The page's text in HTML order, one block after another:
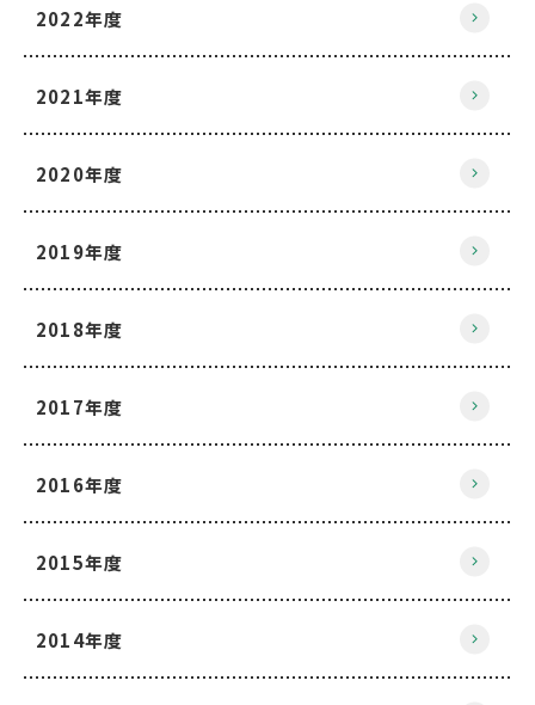
2022年度
2021年度
2020年度
2019年度
2018年度
2017年度
2016年度
2015年度
2014年度